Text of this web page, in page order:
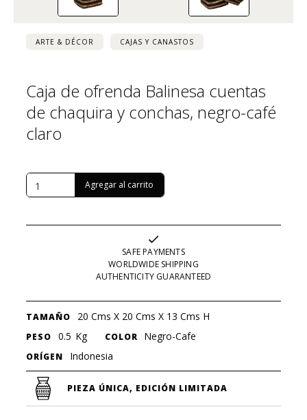
ARTE & DÉCOR CAJAS Y CANASTOS
Caja de ofrenda Balinesa cuentas
de chaquira y conchas, negro-café
claro
SAFE PAYMENTS
WORLDWIDE SHIPPING
AUTHENTICITY GUARANTEED
TAMAÑO 20 Cms X 20 Cms X 13 Cms H
PESO 0.5 Kg COLOR Negro-Cafe
ORÍGEN Indonesia
PIEZA ÚNICA, EDICIÓN LIMITADA